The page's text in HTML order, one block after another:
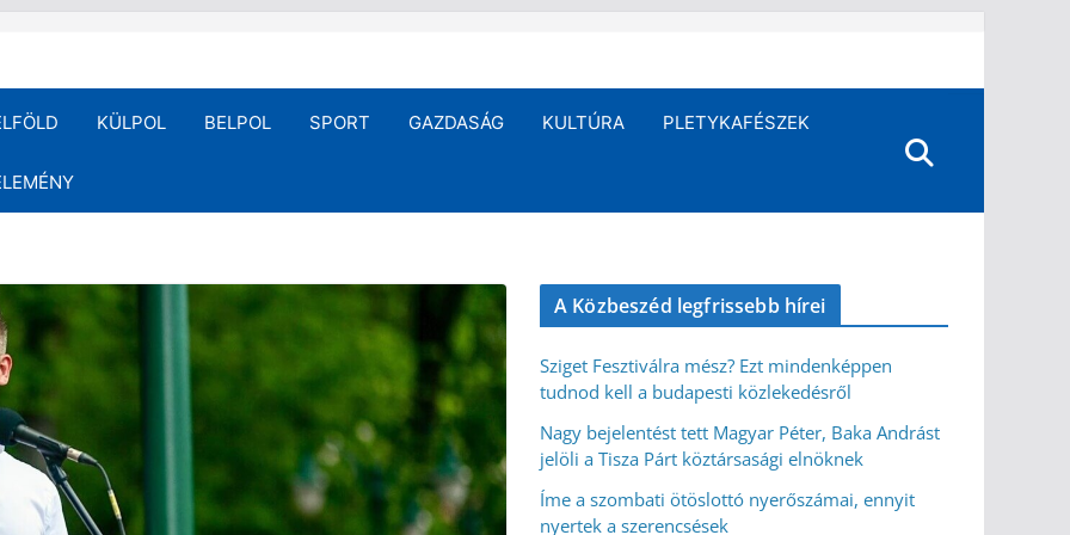
KÜLPOL BELPOL SPORT GAZDASÁG KULTÚRA PLETYKAFÉSZEK
A Közbeszéd legfrissebb hírei
Sziget Fesztiválra mész? Ezt mindenképpen
tudnod kell a budapesti közlekedésről
Nagy bejelentést tett Magyar Péter, Baka Andrást
jelöli a Tisza Párt köztársasági elnöknek
Íme a szombati ötöslottó nyerőszámai, ennyit
nyertek a szerencsések